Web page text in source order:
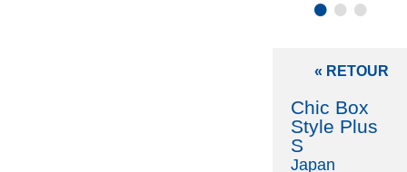
« RETOUR
Chic Box
Style Plus
S
Japan